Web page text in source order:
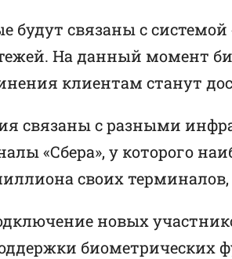
будут связаны с
На данный момент
клиентам станут
связаны с разными
«Сбера», у которого
своих
новых